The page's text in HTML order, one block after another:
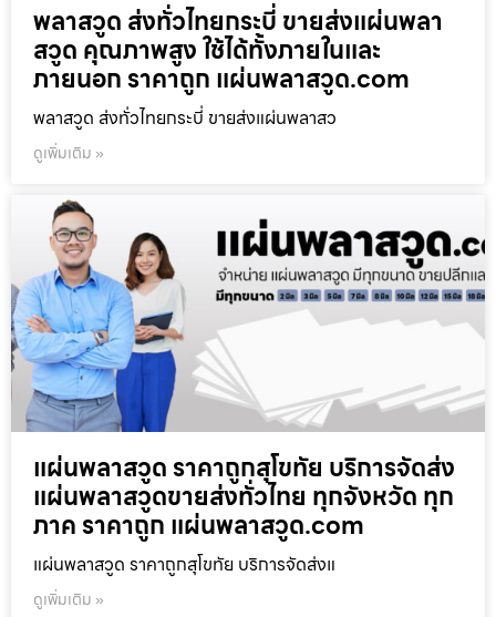
พลาสวูด ส่งทั่วไทยกระบี่ ขายส่งแผ่นพลา
สวูด คุณภาพสูง ใช้ได้ทั้งภายในและ
ภายนอก ราคาถูก แผ่นพลาสวูด.com
พลาสวูด ส่งทั่วไทยกระบี่ ขายส่งแผ่นพลาสว
ดูเพิ่มเติม »
แผ่นพลาสวูด ราคาถูกสุโขทัย บริการจัดส่ง
แผ่นพลาสวูดขายส่งทั่วไทย ทุกจังหวัด ทุก
ภาค ราคาถูก แผ่นพลาสวูด.com
แผ่นพลาสวูด ราคาถูกสุโขทัย บริการจัดส่งแ
ดูเพิ่มเติม »